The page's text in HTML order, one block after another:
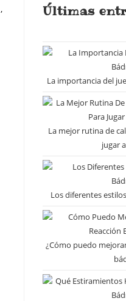
Últimas
La importancia del
La mejor rutina de
jugar
Los diferentes
¿Cómo puedo